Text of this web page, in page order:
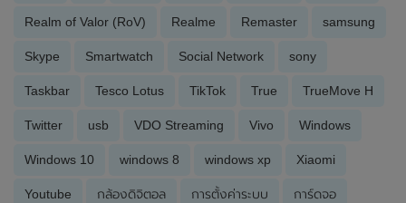
Realm of Valor (RoV) Realme Remaster samsung
Skype Smartwatch Social Network sony
Taskbar Tesco Lotus TikTok True TrueMove H
Twitter usb VDO Streaming Vivo Windows
Windows 10 windows 8 windows xp Xiaomi
Youtube กล้องดิจิตอล การตั้งค่าระบบ การ์ดจอ